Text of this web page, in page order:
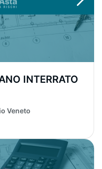
INTERRATO
Veneto